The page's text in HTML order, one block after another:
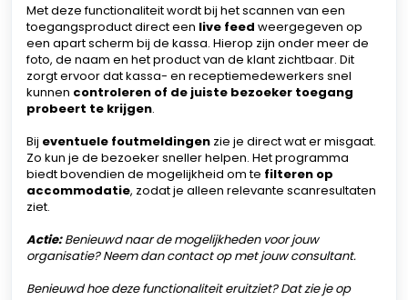
Met deze functionaliteit wordt bij het scannen van een
toegangsproduct direct een live feed weergegeven op
een apart scherm bij de kassa. Hierop zijn onder meer de
foto, de naam en het product van de klant zichtbaar. Dit
zorgt ervoor dat kassa- en receptiemedewerkers snel
kunnen controleren of de juiste bezoeker toegang
probeert te krijgen.
Bij eventuele foutmeldingen zie je direct wat er misgaat.
Zo kun je de bezoeker sneller helpen. Het programma
biedt bovendien de mogelijkheid om te filteren op
accommodatie, zodat je alleen relevante scanresultaten
ziet.
Actie:Benieuwd naar de mogelijkheden voor jouw
organisatie? Neem dan contact op met jouw consultant.
Benieuwd hoe deze functionaliteit eruitziet? Dat zie je op